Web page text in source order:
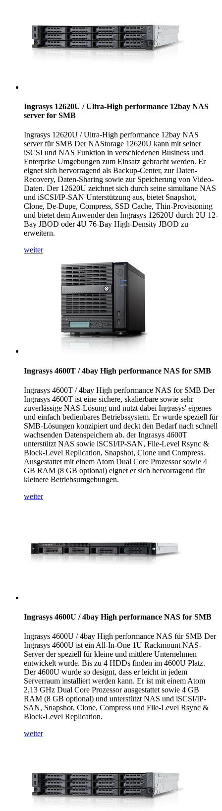
Ingrasys 12620U / Ultra-High performance 12bay NAS
server for SMB
Ingrasys 12620U / Ultra-High performance 12bay NAS
server für SMB Der NAStorage 12620U kann mit seiner
iSCSI und NAS Funktion in verschiedenen Business und
Enterprise Umgebungen zum Einsatz gebracht werden. Er
eignet sich hervorragend als Backup-Center, zur Daten-
Recovery, Daten-Sharing sowie zur Speicherung von Video-
Daten. Der 12620U zeichnet sich durch seine simultane NAS
und iSCSI/IP-SAN Unterstützung aus, bietet Snapshot,
Clone, De-Dupe, Compress, SSD Cache, Thin-Provisioning
und bietet dem Anwender den Ingrasys 12620U durch 2U 12-
Bay JBOD oder 4U 76-Bay High-Density JBOD zu
erweitern.
weiter
Ingrasys 4600T / 4bay High performance NAS for SMB
Ingrasys 4600T / 4bay High performance NAS for SMB Der
Ingrasys 4600T ist eine sichere, skalierbare sowie sehr
zuverlässige NAS-Lösung und nutzt dabei Ingrasys' eigenes
und einfach bedienbares Betriebssystem. Er wurde speziell für
SMB-Lösungen konzipiert und deckt den Bedarf nach schnell
wachsenden Datenspeichern ab. der Ingrasys 4600T
unterstützt NAS sowie iSCSI/IP-SAN, File-Level Rsync &
Block-Level Replication, Snapshot, Clone und Compress.
Ausgestattet mit einem Atom Dual Core Prozessor sowie 4
GB RAM (8 GB optional) eignet er sich hervorragend für
kleinere Betriebsumgebungen.
weiter
Ingrasys 4600U / 4bay High performance NAS for SMB
Ingrasys 4600U / 4bay High performance NAS für SMB Der
Ingrasys 4600U ist ein All-In-One 1U Rackmount NAS-
Server der speziell für kleine und mittlere Unternehmen
entwickelt wurde. Bis zu 4 HDDs finden im 4600U Platz.
Der 4600U wurde so designt, dass er leicht in jedem
Serverraum installiert werden kann. Er ist mit einem Atom
2,13 GHz Dual Core Prozessor ausgestattet sowie 4 GB
RAM (8 GB optional) und unterstützt NAS und iSCSI/IP-
SAN, Snapshot, Clone, Compress und File-Level Rsync &
Block-Level Replication.
weiter